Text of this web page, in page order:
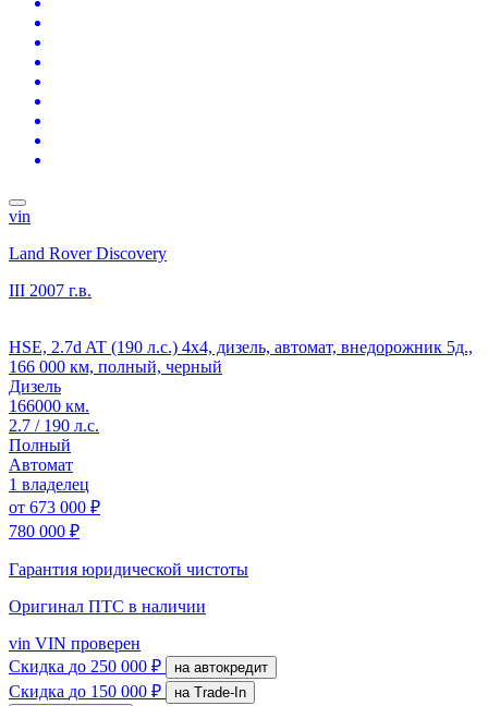
vin
Land Rover Discovery
III 2007 г.в.
HSE, 2.7d AT (190 л.с.) 4x4, дизель, автомат, внедорожник 5д.,
166 000 км, полный, черный
Дизель
166000 км.
2.7 / 190 л.с.
Полный
Автомат
1 владелец
от 673 000 ₽
780 000 ₽
Гарантия юридической чистоты
Оригинал ПТС в наличии
vin VIN проверен
Скидка до 250 000 ₽ на автокредит
Скидка до 150 000 ₽ на Trade-In